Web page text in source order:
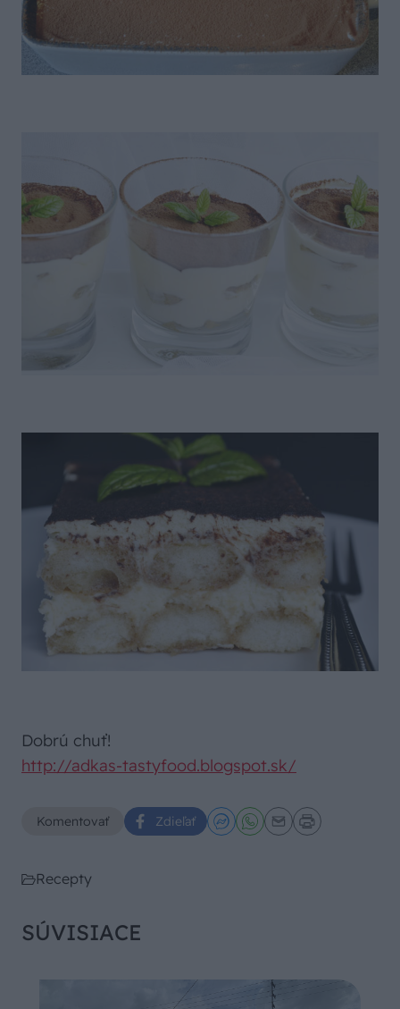
Dobrú chuť!
http://adkas-tastyfood.blogspot.sk/
Komentovať Zdieľať
Recepty
SÚVISIACE